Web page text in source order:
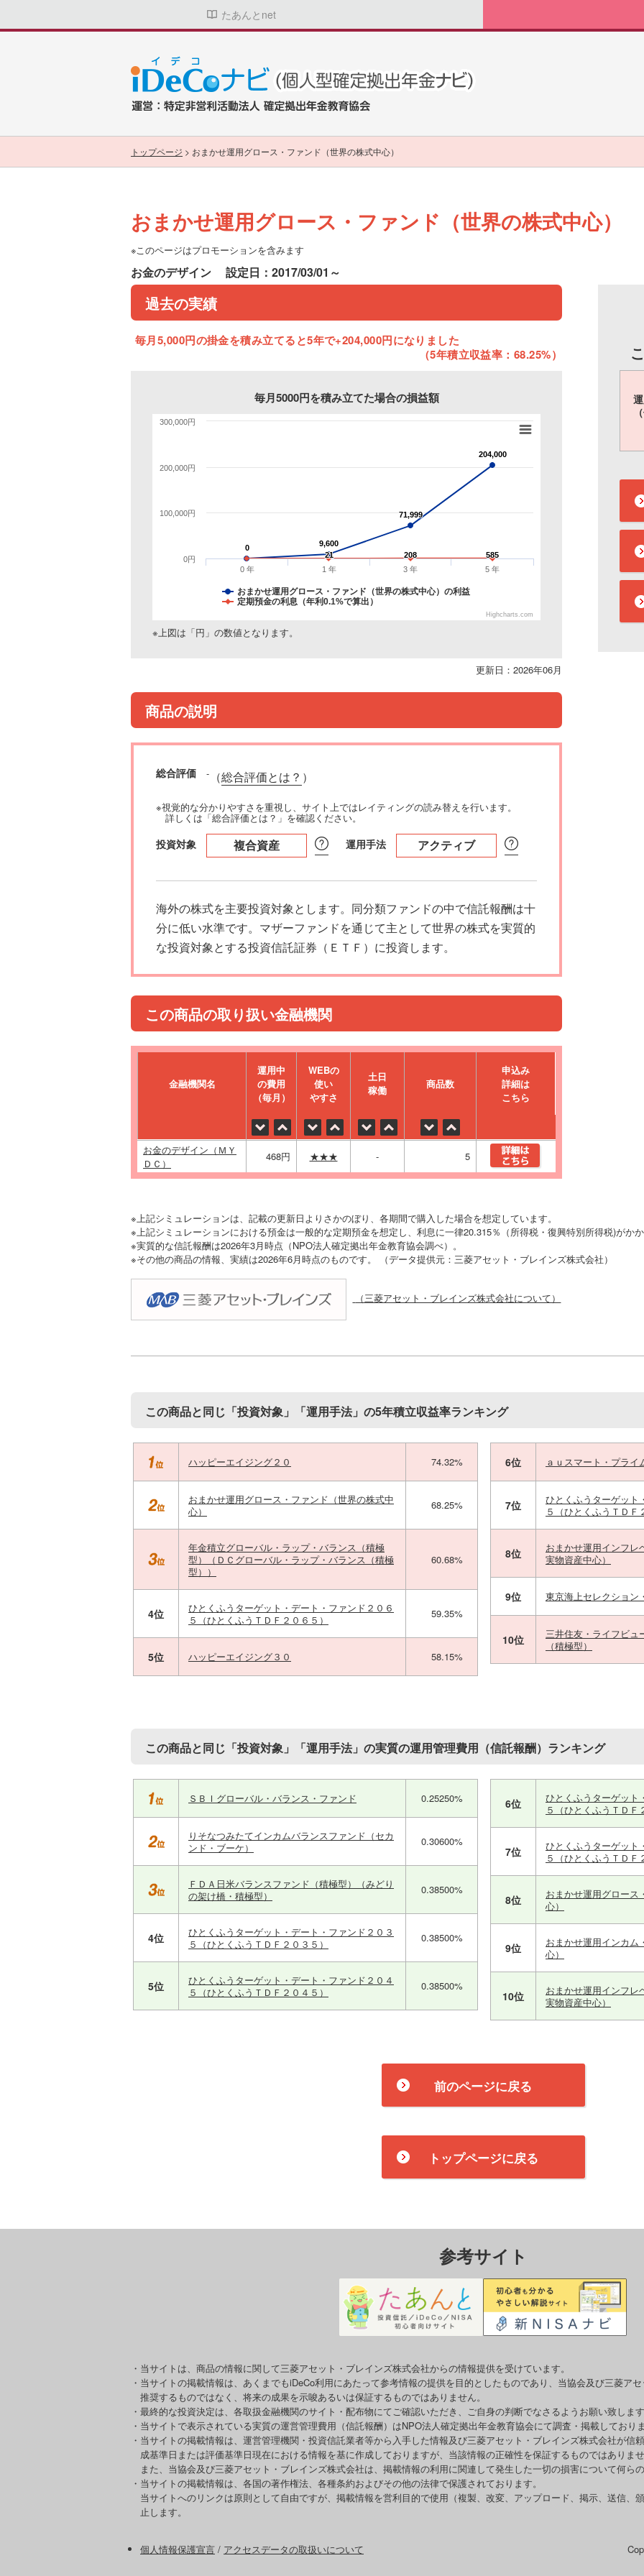
たあんとnet
トップページ > おまかせ運用グロース・ファンド（世界の株式中心）
おまかせ運用グロース・ファンド（世界の株式中心）
※このページはプロモーションを含みます
お金のデザイン 設定日：2017/03/01～
過去の実績
毎月5,000円の掛金を積み立てると5年で+204,000円になりました
（5年積立収益率：68.25%）
毎月5000円を積み立てた場合の損益額
0
0 9,600
9,600
71,999
71,999
204,000
204,000
21
21 208
208 585
585
おまかせ運用グロース・ファンド（世界の株式中心）の利益
定期預金の利息（年利0.1%で算出）
0 年 1 年 3 年 5 年
0円
100,000円
200,000円
300,000円
Highcharts.com
※上図は「円」の数値となります。
更新日：2026年06月
商品の説明
総合評価 - （総合評価とは？ ）
※視覚的な分かりやすさを重視し、サイト上ではレイティングの読み替えを行います。
詳しくは「総合評価とは？」を確認ください。
投資対象 複合資産 運用手法 アクティブ
海外の株式を主要投資対象とします。同分類ファンドの中で信託報酬は十
分に低い水準です。マザーファンドを通じて主として世界の株式を実質的
な投資対象とする投資信託証券（ＥＴＦ）に投資します。
この商品の取り扱い金融機関
金融機関名
運⽤中
の費⽤
（毎⽉）
WEBの
使い
やすさ
⼟⽇
稼働
商品数
申込み
詳細は
こちら
お金のデザイン（ＭＹ
ＤＣ）
468円 ★★★ - 5
※上記シミュレーションは、記載の更新日よりさかのぼり、各期間で購入した場合を想定しています。
※上記シミュレーションにおける預金は一般的な定期預金を想定し、利息に一律20.315％（所得税・復興特別所得税)がか
※実質的な信託報酬は2026年3月時点（NPO法人確定拠出年金教育協会調べ）。
※その他の商品の情報、実績は2026年6月時点のものです。 （データ提供元：三菱アセット・ブレインズ株式会社）
（三菱アセット・ブレインズ株式会社について）
この商品と同じ「投資対象」「運用手法」の5年積立収益率ランキング
ハッピーエイジング２０ 74.32%
おまかせ運用グロース・ファンド（世界の株式中
心）
68.25%
年金積立グローバル・ラップ・バランス（積極
型）（ＤＣグローバル・ラップ・バランス（積極
型））
60.68%
4位
ひとくふうターゲット・デート・ファンド２０６
５（ひとくふうＴＤＦ２０６５）
59.35%
5位 ハッピーエイジング３０ 58.15%
6位 ａｕスマート・プライ
7位
ひとくふうターゲット
５（ひとくふうＴＤＦ
8位
おまかせ運用インフレ
実物資産中心）
9位 東京海上セレクション
10位
三井住友・ライフビュ
（積極型）
この商品と同じ「投資対象」「運用手法」の実質の運用管理費用（信託報酬）ランキング
ＳＢＩグローバル・バランス・ファンド 0.25250%
りそなつみたてインカムバランスファンド（セカ
ンド・ブーケ）
0.30600%
ＦＤＡ日米バランスファンド（積極型）（みどり
の架け橋・積極型）
0.38500%
4位
ひとくふうターゲット・デート・ファンド２０３
５（ひとくふうＴＤＦ２０３５）
0.38500%
5位
ひとくふうターゲット・デート・ファンド２０４
５（ひとくふうＴＤＦ２０４５）
0.38500%
6位
ひとくふうターゲット
５（ひとくふうＴＤＦ
7位
ひとくふうターゲット
５（ひとくふうＴＤＦ
8位
おまかせ運用グロース
心）
9位
おまかせ運用インカム
心）
10位
おまかせ運用インフレ
実物資産中心）
前のページに戻る
トップページに戻る
参考サイト
・当サイトは、商品の情報に関して三菱アセット・ブレインズ株式会社からの情報提供を受けています。
・当サイトの掲載情報は、あくまでもiDeCo利用にあたって参考情報の提供を目的としたものであり、当協会及び三菱ア
推奨するものではなく、将来の成果を示唆あるいは保証するものではありません。
・最終的な投資決定は、各取扱金融機関のサイト・配布物にてご確認いただき、ご自身の判断でなさるようお願い致します
・当サイトで表示されている実質の運営管理費用（信託報酬）はNPO法人確定拠出年金教育協会にて調査・掲載しておりま
・当サイトの掲載情報は、運営管理機関・投資信託業者等から入手した情報及び三菱アセット・ブレインズ株式会社が信
成基準日または評価基準日現在における情報を基に作成しておりますが、当該情報の正確性を保証するものではありませ
また、当協会及び三菱アセット・ブレインズ株式会社は、掲載情報の利用に関連して発生した一切の損害について何らの
・当サイトの掲載情報は、各国の著作権法、各種条約およびその他の法律で保護されております。
当サイトへのリンクは原則として自由ですが、掲載情報を営利目的で使用（複製、改変、アップロード、掲示、送信、
止します。
個人情報保護宣言 / アクセスデータの取扱いについて